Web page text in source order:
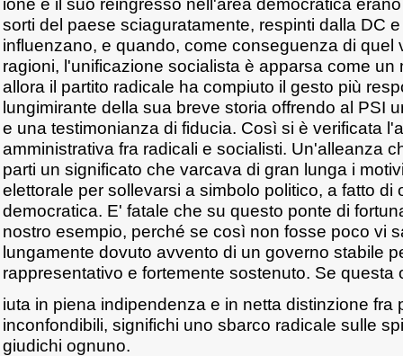
sorti del paese sciaguratamente, respinti dalla DC
influenzano, e quando, come conseguenza di quel
ragioni, l'unificazione socialista è apparsa come un
allora il partito radicale ha compiuto il gesto più
lungimirante della sua breve storia offrendo al PSI
e una testimonianza di fiducia. Così si è verificata
amministrativa fra radicali e socialisti. Un'alleanza
parti un significato che varcava di gran lunga i
elettorale per sollevarsi a simbolo politico, a fatto di
democratica. E' fatale che su questo ponte di
nostro esempio, perché se così non fosse poco vi
lungamente dovuto avvento di un governo stabile
rappresentativo e fortemente sostenuto. Se questa
iuta in piena indipendenza e in netta distinzione fra
inconfondibili, significhi uno sbarco radicale sulle
giudichi ognuno.